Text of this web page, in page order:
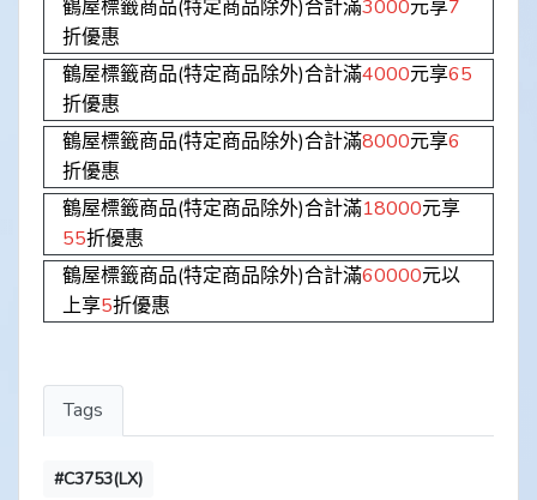
鶴屋標籤商品(特定商品除外)合計滿3000元享7
折優惠
鶴屋標籤商品(特定商品除外)合計滿4000元享65
折優惠
鶴屋標籤商品(特定商品除外)合計滿8000元享6
折優惠
鶴屋標籤商品(特定商品除外)合計滿18000元享
55折優惠
鶴屋標籤商品(特定商品除外)合計滿60000元以
上享5折優惠
Tags
#C3753(LX)